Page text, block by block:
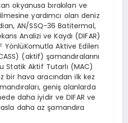
okyanusa bırakılan ve
yardımcı olan deniz
, AN/SSQ-36Batitermal,
Analizi ve Kaydı (DIFAR)
YönlüKomutla Aktive Edilen
(aktif) şamandıralarını
Statik Aktif Tutarlı (MAC)
bir hava aracından ilk kez
geniş alanlarda
daha iyidir ve DIFAR ve
daha az şamandıra